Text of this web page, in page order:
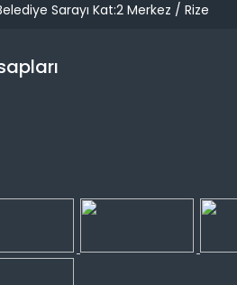
Sarayı Kat:2 Merkez / Rize